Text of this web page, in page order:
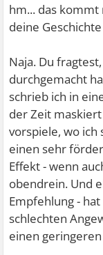
hm... das
deine
Naja. Du
durchgemacht
schrieb ich in
der Zeit
vorspiele, wo ich
einen sehr
Effekt - wenn
obendrein. Und
Empfehlung -
schlechten
einen